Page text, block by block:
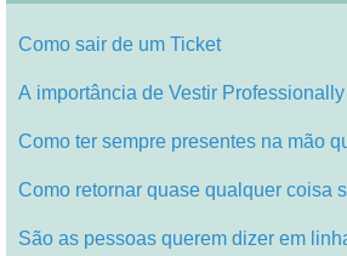
Como sair de um Ticket
A importância de Vestir Professionally
Como ter sempre presentes na mão
Como retornar quase qualquer coisa
São as pessoas querem dizer em